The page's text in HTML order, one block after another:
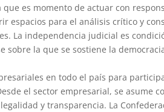
que es momento de actuar con
espacios para el análisis crítico y
La independencia judicial es
sobre la que se sostiene la
en todo el país para
el sector empresarial, se asume
y transparencia. La